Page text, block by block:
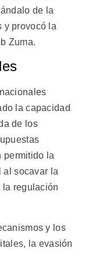
de la
y provocó la
Zuma.
la capacidad
de los
permitido la
al socavar la
regulación
y los
la evasión